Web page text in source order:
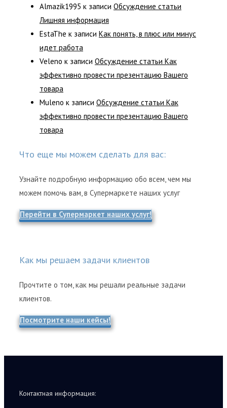
Almazik1995 к записи Обсуждение статьи
Лишняя информация
EstaThe к записи Как понять, в плюс или минус
идет работа
Veleno к записи Обсуждение статьи Как
эффективно провести презентацию Вашего
товара
Muleno к записи Обсуждение статьи Как
эффективно провести презентацию Вашего
товара
Что еще мы можем сделать для вас:
Узнайте подробную информацию обо всем, чем мы
можем помочь вам, в Супермаркете наших услуг
Перейти в Супермаркет наших услуг!
Как мы решаем задачи клиентов
Прочтите о том, как мы решали реальные задачи
клиентов.
Посмотрите наши кейсы!
Контактная информация: